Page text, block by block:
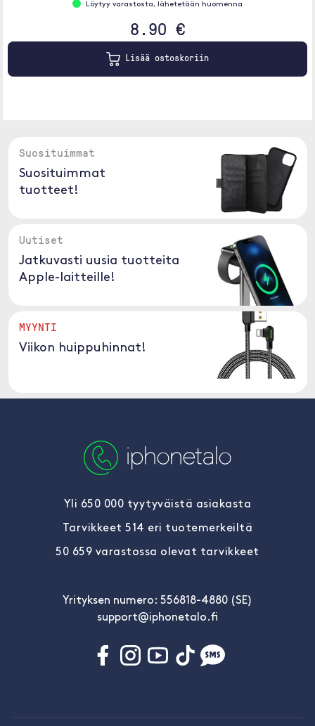
Löytyy varastosta, lähetetään huomenna
8.90 €
Lisää ostoskoriin
Suosituimmat
Suosituimmat
tuotteet!
Uutiset
Jatkuvasti uusia tuotteita
Apple-laitteille!
MYYNTI
Viikon huippuhinnat!
Yli 650 000 tyytyväistä asiakasta
Tarvikkeet 514 eri tuotemerkeiltä
50 659 varastossa olevat tarvikkeet
Yrityksen numero: 556818-4880 (SE)
support@iphonetalo.fi